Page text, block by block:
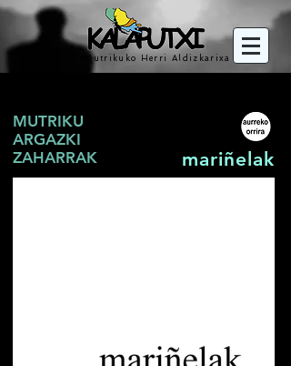
Mutrikuko Herri Aldizkarixa
MUTRIKU
ARGAZKI
ZAHARRAK
mariñelak